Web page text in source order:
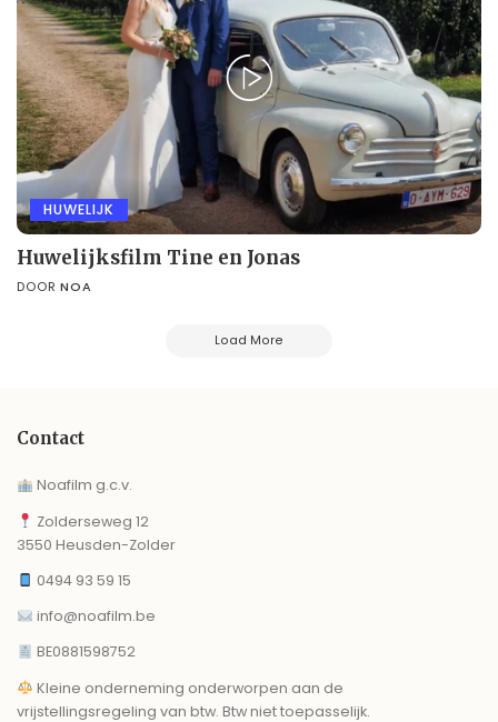
HUWELIJK
Huwelijksfilm Tine en Jonas
DOOR NOA
Load More
Contact
Noafilm g.c.v.
Zolderseweg 12
3550 Heusden-Zolder
0494 93 59 15
info@noafilm.be
BE0881598752
Kleine onderneming onderworpen aan de
vrijstellingsregeling van btw. Btw niet toepasselijk.